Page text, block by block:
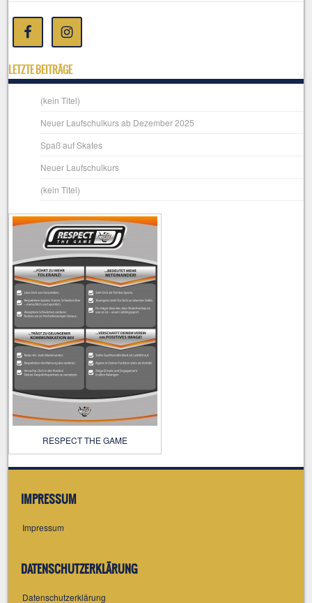
LETZTE BEITRÄGE
(kein Titel)
Neuer Laufschulkurs ab Dezember 2025
Spaß auf Skates
Neuer Laufschulkurs
(kein Titel)
RESPECT THE GAME
IMPRESSUM
Impressum
DATENSCHUTZERKLÄRUNG
Datenschutzerklärung